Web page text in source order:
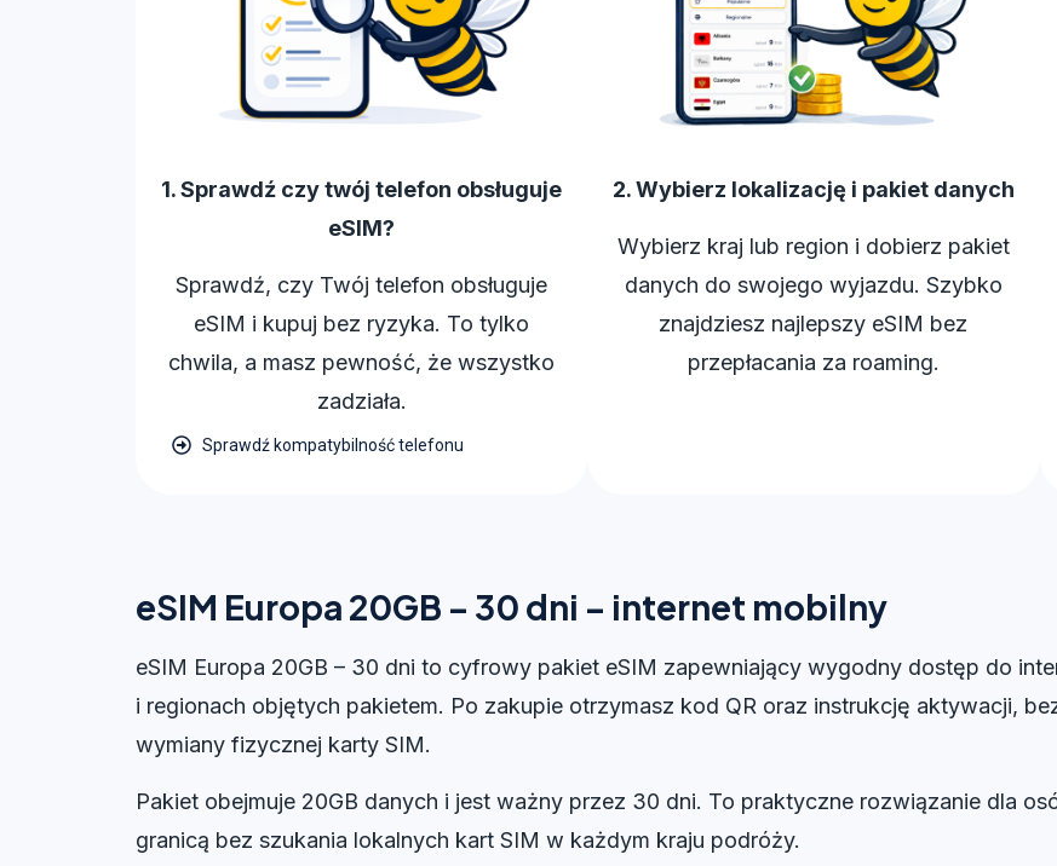
1. Sprawdź czy twój telefon obsługuje
eSIM?
Sprawdź, czy Twój telefon obsługuje
eSIM i kupuj bez ryzyka. To tylko
chwila, a masz pewność, że wszystko
zadziała.
Sprawdź kompatybilność telefonu
2. Wybierz lokalizację i pakiet danych
Wybierz kraj lub region i dobierz pakiet
danych do swojego wyjazdu. Szybko
znajdziesz najlepszy eSIM bez
przepłacania za roaming.
eSIM Europa 20GB – 30 dni – internet mobilny
eSIM Europa 20GB – 30 dni to cyfrowy pakiet eSIM zapewniający wygodny dostęp do
i regionach objętych pakietem. Po zakupie otrzymasz kod QR oraz instrukcję aktywacji,
wymiany fizycznej karty SIM.
Pakiet obejmuje 20GB danych i jest ważny przez 30 dni. To praktyczne rozwiązanie dla
granicą bez szukania lokalnych kart SIM w każdym kraju podróży.